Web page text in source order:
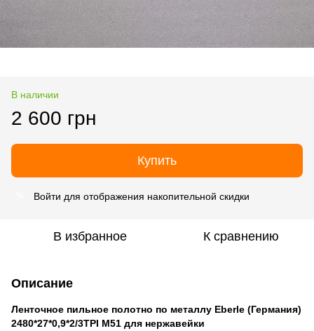
В наличии
2 600 грн
Купить
Войти для отображения накопительной скидки
В избранное К сравнению
Описание
Ленточное пильное полотно по металлу Eberle (Германия)
2480*27*0,9*2/3TPI M51 для нержавейки